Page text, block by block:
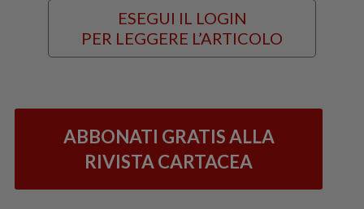
ESEGUI IL LOGIN
PER LEGGERE L’ARTICOLO
ABBONATI GRATIS ALLA
RIVISTA CARTACEA